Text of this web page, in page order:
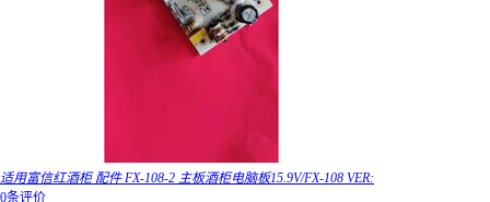
适用富信红酒柜 配件 FX-108-2 主板酒柜电脑板15.9V/FX-108 VER:
0条评价